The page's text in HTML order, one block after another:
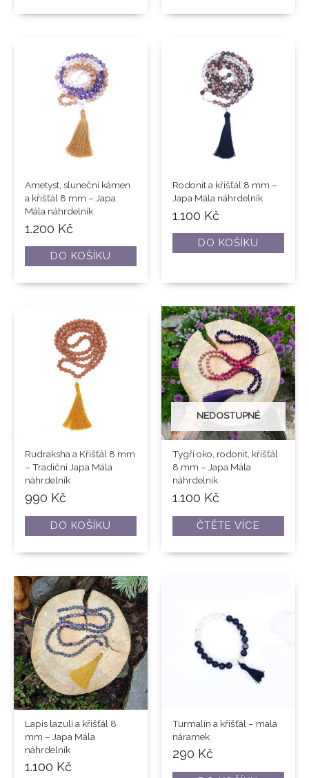
Ametyst, sluneční kámen
a křišťál 8 mm – Japa
Mála náhrdelník
1.200 Kč
DO KOŠÍKU
Rodonit a křišťál 8 mm –
Japa Mála náhrdelník
1.100 Kč
DO KOŠÍKU
Rudraksha a Křišťál 8 mm
– Tradiční Japa Mála
náhrdelník
990 Kč
DO KOŠÍKU
NEDOSTUPNÉ
Tygří oko, rodonit, křišťál
8 mm – Japa Mála
náhrdelník
1.100 Kč
ČTĚTE VÍCE
Lapis lazuli a křišťál 8
mm – Japa Mála
náhrdelník
1.100 Kč
Turmalín a křišťál – mala
náramek
290 Kč